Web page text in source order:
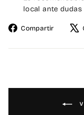
local ante
Compartir